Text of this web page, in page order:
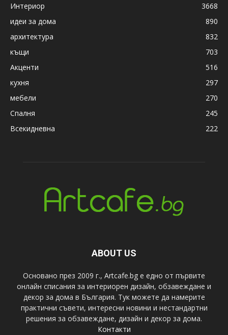
Интериор
3668
идеи за дома
890
архитектура
832
къщи
703
Акценти
516
кухня
297
мебели
270
Спалня
245
Всекидневна
222
ABOUT US
Основано през 2009 г., Artcafe.bg е едно от първите
онлайн списания за интериорен дизайн, обзавеждане и
декор за дома в България. Тук можете да намерите
практични съвети, интересни новини и нестандартни
решения за обзавеждане, дизайн и декор за дома.
Контакти